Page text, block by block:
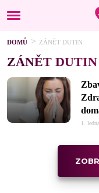
DOMŮ ZÁNĚT DUTIN
ZÁNĚT DUTIN
1.